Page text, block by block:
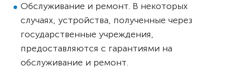
Обслуживание и ремонт. В некоторых
случаях, устройства, полученные через
государственные учреждения,
предоставляются с гарантиями на
обслуживание и ремонт.